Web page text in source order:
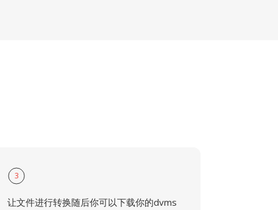
3
让文件进行转换随后你可以下载你的dvms